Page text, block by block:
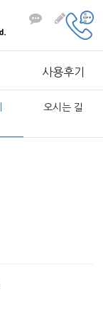
사용후기
오시는 길